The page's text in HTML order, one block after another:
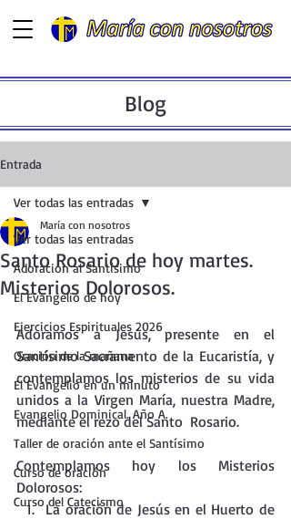
Blog
Entrada
Ver todas las entradas
Adoración al Santísimo
El Evangelio de hoy
Ejercicios Espirituales 2026
Oración de la mañana
El Evangelio en un minuto
Evangelio Dominical. Año A.
Taller de oración ante el Santísimo
Curso de oración
Curso del Catecismo
Ver todas las entradas
Santo Rosario de hoy martes.
Misterios Dolorosos.
María con nosotros
Adoramos a Jesús, presente en el
Santísimo Sacramento de la Eucaristía, y
contemplamos los misterios de su vida
unidos a la Virgen María, nuestra Madre,
mediante el rezo del Santo  Rosario.
Contemplamos hoy los Misterios
Dolorosos:
La oración de Jesús en el Huerto de